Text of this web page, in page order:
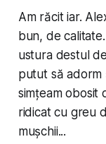
Am răcit iar.
bun, de
ustura destul
putut să adorm
simțeam obosit
ridicat cu greu
mușchii...